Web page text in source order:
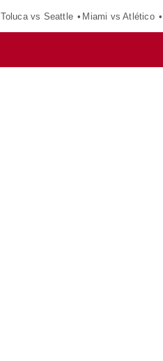
Toluca vs Seattle Miami vs Atlético